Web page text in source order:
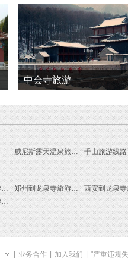
中会寺旅游
威尼斯露天温泉旅游线路 千山旅游线路
长春到龙泉寺旅游报价
郑州到龙泉寺旅游报价
太原到龙泉寺旅游报价
业务合作 加入我们 "严重违规